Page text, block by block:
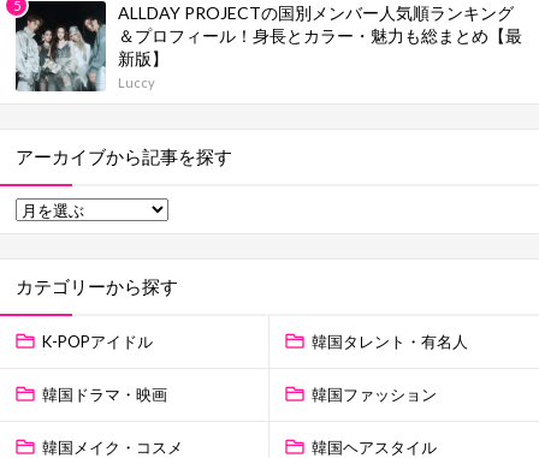
ALLDAY PROJECTの国別メンバー人気順ランキング
＆プロフィール！身長とカラー・魅力も総まとめ【最
新版】
Luccy
アーカイブから記事を探す
カテゴリーから探す
K-POPアイドル 韓国タレント・有名人
韓国ドラマ・映画 韓国ファッション
韓国メイク・コスメ 韓国ヘアスタイル